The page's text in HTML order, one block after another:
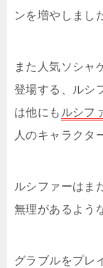
ンを増やしまし
また人気ソシャ
登場する、ルシ
は他にも ルシフ
人のキャラクタ
ルシファーはま
無理があるよう
グラブルをプレ